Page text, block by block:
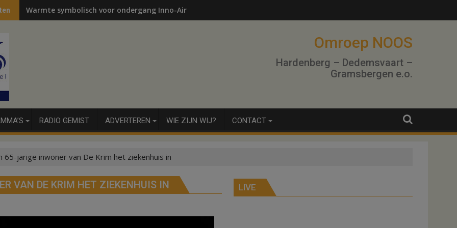
Warmte symbolisch voor ondergang Inno-Air
Omroep NOOS
Hardenberg – Dedemsvaart –
Gramsbergen e.o.
RADIO GEMIST ADVERTEREN WIE ZIJN WIJ? CONTACT
65-jarige inwoner van De Krim het ziekenhuis in
VAN DE KRIM HET ZIEKENHUIS IN LIVE